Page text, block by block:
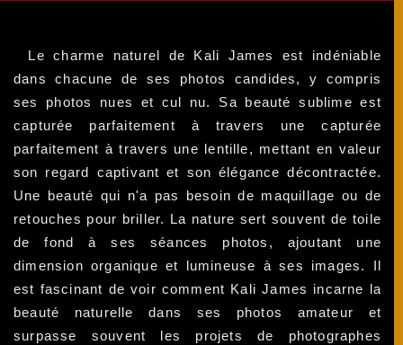
Le charme naturel de Kali James est indéniable
dans chacune de ses photos candides, y compris
ses photos nues et cul nu. Sa beauté sublime est
capturée parfaitement à travers une capturée
parfaitement à travers une lentille, mettant en valeur
son regard captivant et son élégance décontractée.
Une beauté qui n'a pas besoin de maquillage ou de
retouches pour briller. La nature sert souvent de toile
de fond à ses séances photos, ajoutant une
dimension organique et lumineuse à ses images. Il
est fascinant de voir comment Kali James incarne la
beauté naturelle dans ses photos amateur et
surpasse souvent les projets de photographes